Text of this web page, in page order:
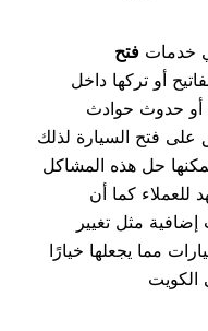
خدمات فتح
أو تركها داخل
أو حدوث حوادث
على فتح السيارة لذلك
حل هذه المشاكل
للعملاء كما أن
مثل تغيير
مما يجعلها خيارًا
الكويت